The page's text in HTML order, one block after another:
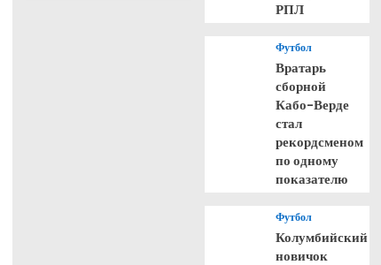
РПЛ
Футбол
Вратарь
сборной
Кабо-Верде
стал
рекордсменом
по одному
показателю
Футбол
Колумбийский
новичок